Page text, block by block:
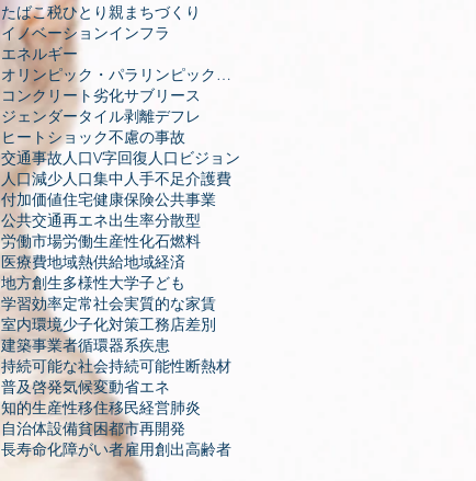
たばこ税ひとり親まちづくり
イノベーションインフラ
エネルギー
オリンピック・パラリンピック東京大会
コンクリート劣化サブリース
ジェンダータイル剥離デフレ
ヒートショック不慮の事故
交通事故人口V字回復人口ビジョン
人口減少人口集中人手不足介護費
付加価値住宅健康保険公共事業
公共交通再エネ出生率分散型
労働市場労働生産性化石燃料
医療費地域熱供給地域経済
地方創生多様性大学子ども
学習効率定常社会実質的な家賃
室内環境少子化対策工務店差別
建築事業者循環器系疾患
持続可能な社会持続可能性断熱材
普及啓発気候変動省エネ
知的生産性移住移民経営肺炎
自治体設備貧困都市再開発
長寿命化障がい者雇用創出高齢者